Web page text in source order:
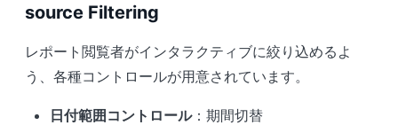
source Filtering
レポート閲覧者がインタラクティブに絞り込めるよ
う、各種コントロールが用意されています。
日付範囲コントロール：期間切替